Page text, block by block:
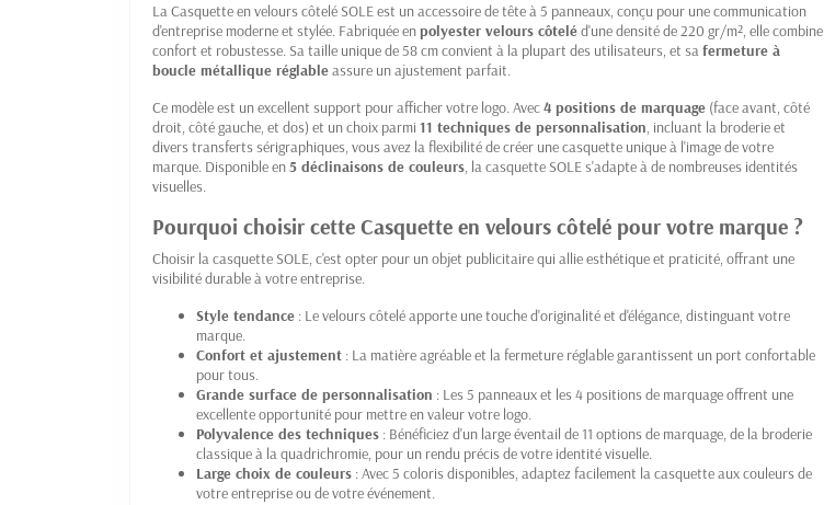
La Casquette en velours côtelé SOLE est un accessoire de tête à 5 panneaux, conçu pour une communication
d'entreprise moderne et stylée. Fabriquée enpolyester velours côteléd'une densité de 220 gr/m², elle combine
confort et robustesse. Sa taille unique de 58 cm convient à la plupart des utilisateurs, et safermeture à
boucle métallique réglableassure un ajustement parfait.
Ce modèle est un excellent support pour afficher votre logo. Avec4 positions de marquage (face avant, côté
droit, côté gauche, et dos) et un choix parmi 11 techniques de personnalisation, incluant la broderie et
divers transferts sérigraphiques, vous avez la flexibilité de créer une casquette unique à l'image de votre
marque. Disponible en5 déclinaisons de couleurs, la casquette SOLE s'adapte à de nombreuses identités
visuelles.
Pourquoi choisir cette Casquette en velours côtelé pour votre marque ?
Choisir la casquette SOLE, c'est opter pour un objet publicitaire qui allie esthétique et praticité, offrant une
visibilité durable à votre entreprise.
Style tendance : Le velours côtelé apporte une touche d'originalité et d'élégance, distinguant votre
marque.
Confort et ajustement : La matière agréable et la fermeture réglable garantissent un port confortable
pour tous.
Grande surface de personnalisation : Les 5 panneaux et les 4 positions de marquage offrent une
excellente opportunité pour mettre en valeur votre logo.
Polyvalence des techniques : Bénéficiez d'un large éventail de 11 options de marquage, de la broderie
classique à la quadrichromie, pour un rendu précis de votre identité visuelle.
Large choix de couleurs : Avec 5 coloris disponibles, adaptez facilement la casquette aux couleurs de
votre entreprise ou de votre événement.